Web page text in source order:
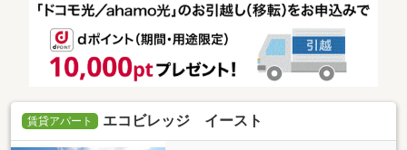
賃貸アパート エコビレッジ イースト